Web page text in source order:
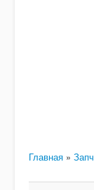
Главная »